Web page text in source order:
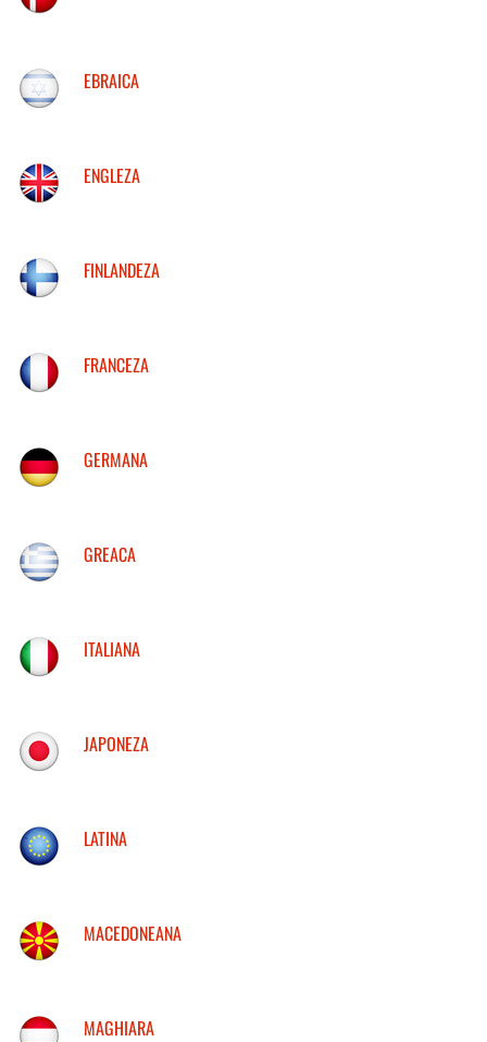
EBRAICA
ENGLEZA
FINLANDEZA
FRANCEZA
GERMANA
GREACA
ITALIANA
JAPONEZA
LATINA
MACEDONEANA
MAGHIARA